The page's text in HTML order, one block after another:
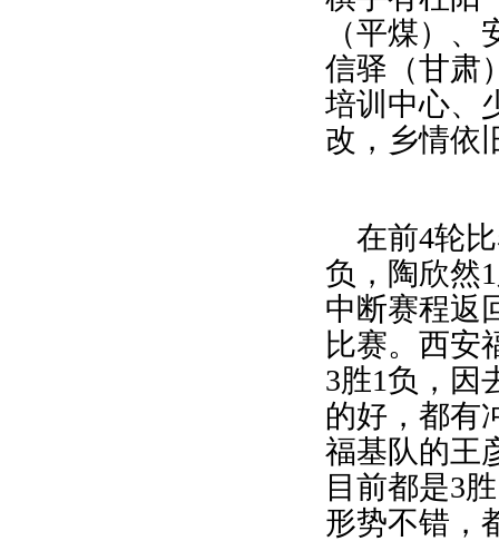
（平煤）
信驿（甘肃
培训中心、
改，乡情依
在前4轮
负，陶欣然1
中断赛程返
比赛。西安
3胜1负，因
的好，都有
福基队的王
目前都是3胜
形势不错，